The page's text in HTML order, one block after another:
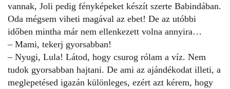
vannak, Joli pedig fényképeket készít szerte Babindában.
Oda mégsem viheti magával az ebet! De az utóbbi
időben mintha már nem ellenkezett volna annyira…
– Mami, tekerj gyorsabban!
– Nyugi, Lula! Látod, hogy csurog rólam a víz. Nem
tudok gyorsabban hajtani. De ami az ajándékodat illeti, a
meglepetésed igazán különleges, ezért azt kérem, hogy